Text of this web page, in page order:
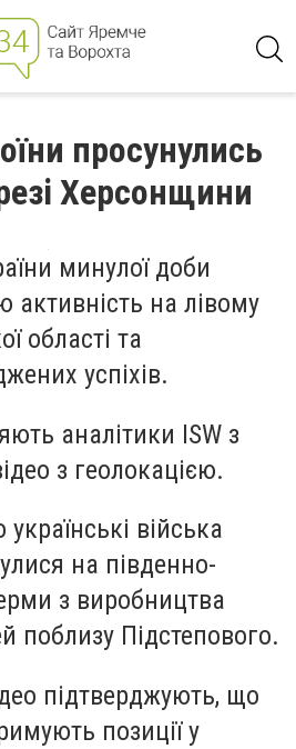
просунулись
Херсонщини
минулої доби
на лівому
області та
успіхів.
аналітики ISW з
з геолокацією.
війська
на південно-
з виробництва
поблизу Підстепового.
підтверджують, що
позиції у